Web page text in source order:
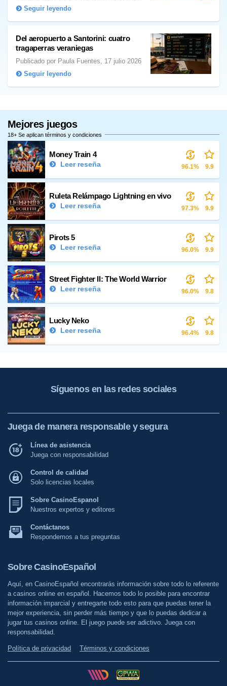
Seguir leyendo
Del aeropuerto a Santorini: cuatro
tragaperras veraniegas
Publicado por Paula Fuentes, 17 julio 2026
Seguir leyendo
Mejores juegos
18+ Se aplican términos y condiciones
Money Train 4
Leer reseña 96.1% 9.9
Ruleta Relámpago Lightning en vivo
Leer reseña 97.3% 9.9
Pirots 5
Leer reseña 96.0% 9.9
Street Fighter II: The World Warrior
Leer reseña 96.0% 9.8
Lucky Neko
Leer reseña 96.4% 9.8
Síguenos en las redes sociales
Juega de manera responsable y segura
Línea de asistencia
Juega con responsabilidad
Control de calidad
Solo licencias locales
Sobre CasinoEspanol
Nuestros expertos y editores
Contáctanos
Respondemos a tus preguntas
Sobre CasinoEspañol
Aquí, en CasinoEspañol encontrarás información sobre todo lo referente
a casinos online en español. Hacemos todo lo posible para encontrar
información imparcial y entregarte todo esto para que puedas tener la
mejor experiencia, sin perder más tiempo y que lo puedas dedicar a
jugar tus casinos online. El juego puede ser adictivo. Juega con
responsabilidad.
Política de privacidad Términos y condiciones